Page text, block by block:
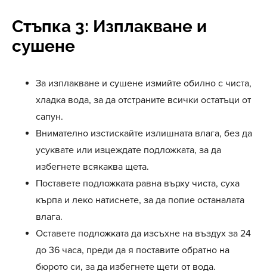
Стъпка 3: Изплакване и
сушене
За изплакване и сушене измийте обилно с чиста,
хладка вода, за да отстраните всички остатъци от
сапун.
Внимателно изстискайте излишната влага, без да
усуквате или изцеждате подложката, за да
избегнете всякаква щета.
Поставете подложката равна върху чиста, суха
кърпа и леко натиснете, за да попие останалата
влага.
Оставете подложката да изсъхне на въздух за 24
до 36 часа, преди да я поставите обратно на
бюрото си, за да избегнете щети от вода.